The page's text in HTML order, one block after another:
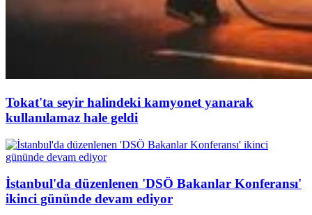
Tokat'ta seyir halindeki kamyonet yanarak
kullanılamaz hale geldi
İstanbul'da düzenlenen 'DSÖ Bakanlar Konferansı'
ikinci gününde devam ediyor